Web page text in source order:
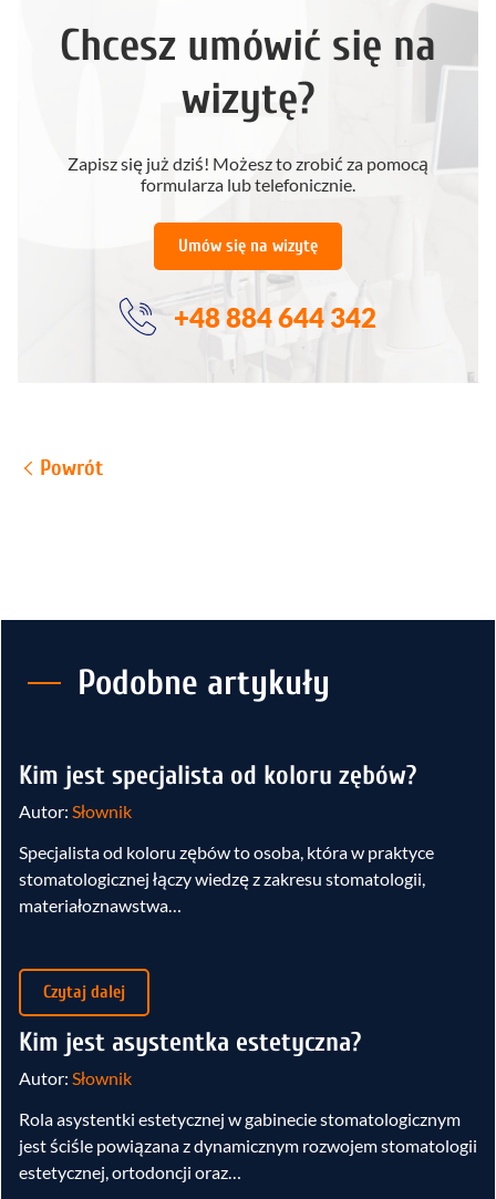
Chcesz umówić się na
wizytę?
Zapisz się już dziś! Możesz to zrobić za pomocą
formularza lub telefonicznie.
Umów się na wizytę
+48 884 644 342
Powrót
Podobne artykuły
Kim jest specjalista od koloru zębów?
Autor: Słownik
Specjalista od koloru zębów to osoba, która w praktyce
stomatologicznej łączy wiedzę z zakresu stomatologii,
materiałoznawstwa…
Czytaj dalej
Kim jest asystentka estetyczna?
Autor: Słownik
Rola asystentki estetycznej w gabinecie stomatologicznym
jest ściśle powiązana z dynamicznym rozwojem stomatologii
estetycznej, ortodoncji oraz…